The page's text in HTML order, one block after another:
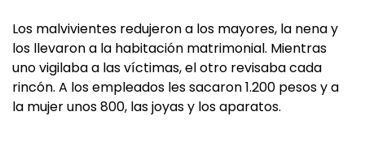
Los malvivientes redujeron a los mayores, la nena y
los llevaron a la habitación matrimonial. Mientras
uno vigilaba a las víctimas, el otro revisaba cada
rincón. A los empleados les sacaron 1.200 pesos y a
la mujer unos 800, las joyas y los aparatos.